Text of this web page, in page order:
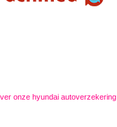
onze hyundai autoverzekering